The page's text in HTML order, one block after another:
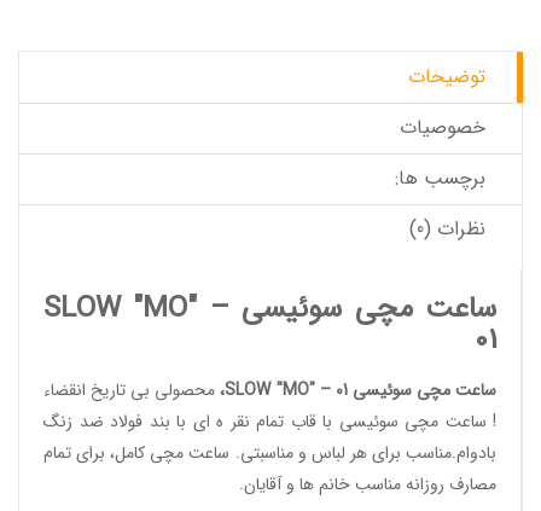
توضیحات
خصوصیات
برچسب ها:
نظرات (0)
ساعت مچی سوئیسی SLOW "MO" –
01
ساعت مچی سوئیسی SLOW "MO" – 01 ، محصولی بی تاریخ انقضاء
! ساعت مچی سوئیسی با قاب تمام نقر ه ای با بند فولاد ضد زنگ
بادوام.مناسب برای هر لباس و مناسبتی. ساعت مچی کامل، برای تمام
مصارف روزانه مناسب خانم ها و آقایان.